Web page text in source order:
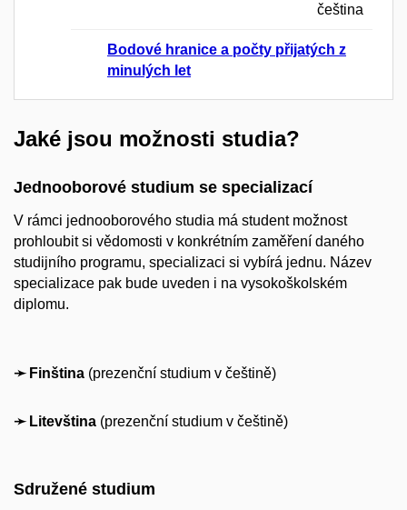
čeština
Bodové hranice a počty přijatých z
minulých let
Jaké jsou možnosti studia?
Jednooborové studium se specializací
V rámci jednooborového studia má student možnost
prohloubit si vědomosti v konkrétním zaměření daného
studijního programu, specializaci si vybírá jednu. Název
specializace pak bude uveden i na vysokoškolském
diplomu.
➛ Finština (prezenční studium v češtině)
➛ Litevština (prezenční studium v češtině)
Sdružené studium